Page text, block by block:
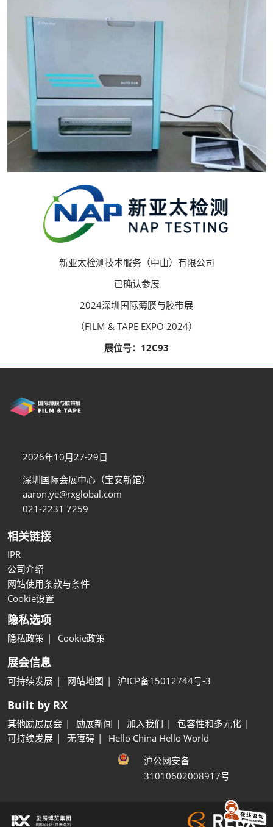
新亚太检测技术服务（中山）有限公司
已确认参展
2024深圳国际薄膜与胶带展
（FILM & TAPE EXPO 2024）
展位号：12C93
2026年10月27-29日
深圳国际会展中心（宝安新馆）
aaron.ye@rxglobal.com
021-2231 7259
相关链接
IPR
公司介绍
网站使用条款与条件
Cookie设置
隐私选项
隐私政策 Cookie政策
展会信息
可持续发展 网站地图 沪ICP备15012744号-3
Built by RX
其他励展展会 励展新闻 加入我们
包容性和多元化
可持续发展
无障碍
Hello China Hello World
沪公网安备
31010602008917号